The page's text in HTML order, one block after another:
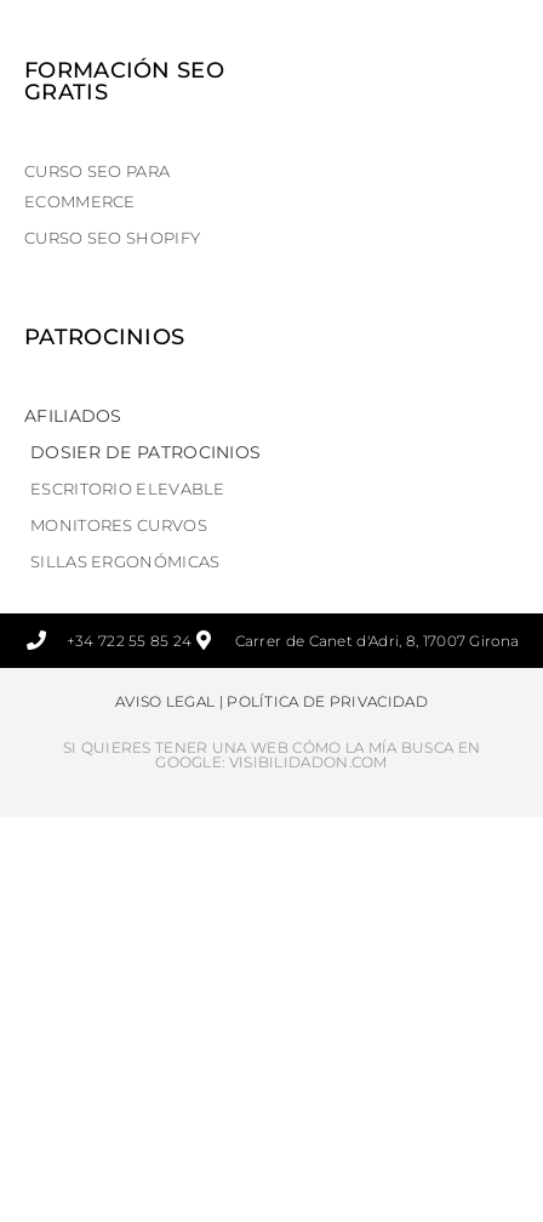
FORMACIÓN SEO
GRATIS
CURSO SEO PARA
ECOMMERCE
CURSO SEO SHOPIFY
PATROCINIOS
AFILIADOS
DOSIER DE PATROCINIOS
ESCRITORIO ELEVABLE
MONITORES CURVOS
SILLAS ERGONÓMICAS
+34 722 55 85 24 Carrer de Canet d'Adri, 8, 17007 Girona
AVISO LEGAL | POLÍTICA DE PRIVACIDAD
SI QUIERES TENER UNA WEB CÓMO LA MÍA BUSCA EN
GOOGLE: VISIBILIDADON.COM